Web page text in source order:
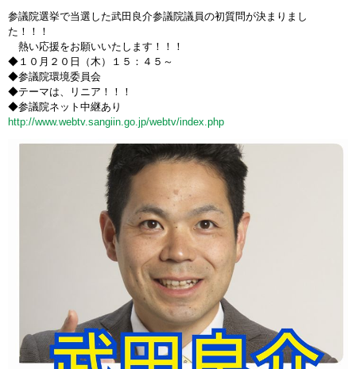
参議院選挙で当選した武田良介参議院議員の初質問が決まりまし
た！！！
熱い応援をお願いいたします！！！
◆１０月２０日（木）１５：４５～
◆参議院環境委員会
◆テーマは、リニア！！！
◆参議院ネット中継あり
http://www.webtv.sangiin.go.jp/webtv/index.php